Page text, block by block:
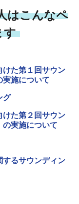
はこんなペ
す
けた第１回サウン
実施について
グ
けた第２回サウン
の実施について
するサウンディン